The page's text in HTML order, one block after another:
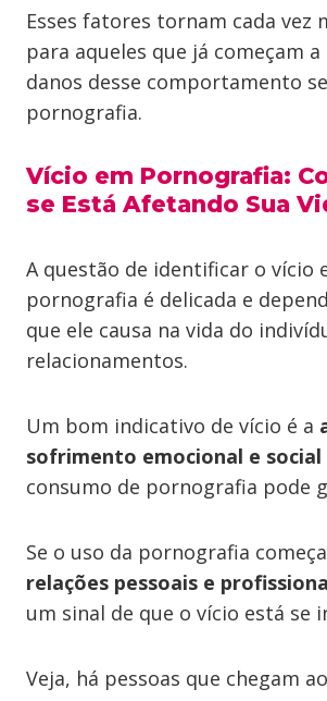
Esses fatores tornam cada vez
para aqueles que já começam
danos desse comportamento
pornografia.
Vício em Pornografia:
se Está Afetando Sua
A questão de identificar o vício
pornografia é delicada e
que ele causa na vida do
relacionamentos.
Um bom indicativo de vício é a
sofrimento emocional e social
consumo de pornografia pode
Se o uso da pornografia
relações pessoais e
um sinal de que o vício está se
Veja, há pessoas que chegam